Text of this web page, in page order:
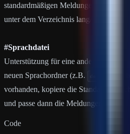
standardmäßigen Meldungen befinden
unter dem Verzeichnis lang/en Um
#Sprachdatei
Unterstützung für eine andere Sprache
neuen Sprachordner (z.B.
vorhanden, kopiere die Standard-
und passe dann die Meldungen an.
Code